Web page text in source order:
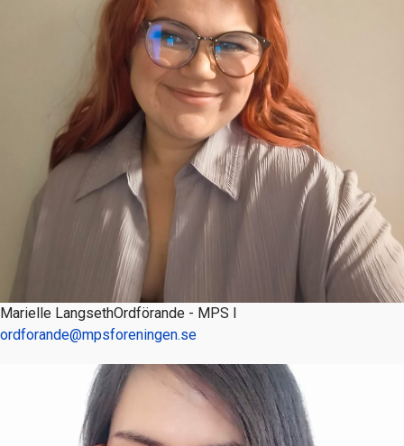
Marielle LangsethOrdförande - MPS I
ordforande@mpsforeningen.se